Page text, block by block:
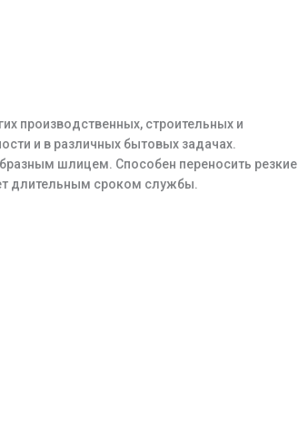
производственных, строительных и
и в различных бытовых задачах.
шлицем. Способен переносить резкие
длительным сроком службы.